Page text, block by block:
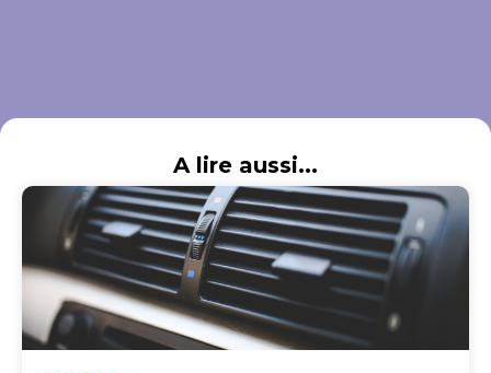
A lire aussi...